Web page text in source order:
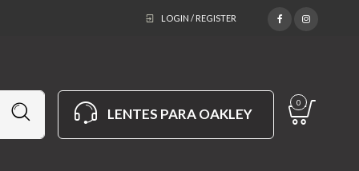
LOGIN / REGISTER
LENTES PARA OAKLEY
0